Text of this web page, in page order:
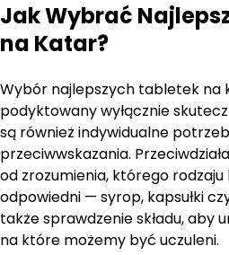
Jak Wybrać
na Katar?
Wybór najlepszych tabletek na
podyktowany wyłącznie
są również indywidualne
przeciwwskazania.
od zrozumienia, którego
odpowiedni — syrop, kapsułki
także sprawdzenie składu, aby
na które możemy być uczuleni.